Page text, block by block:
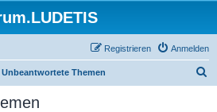
Anmelden
Registrieren
Unbeantwortete Themen